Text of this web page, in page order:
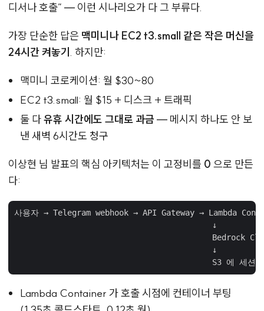
디서나 호출” — 이런 시나리오가 다 그 부류다.
가장 단순한 답은 맥미니나 EC2 t3.small 같은 작은 머신을
24시간 켜놓기 . 하지만:
맥미니 코로케이션: 월 $30~80
EC2 t3.small: 월 $15 + 디스크 + 트래픽
둘 다유휴 시간에도 그대로 과금 — 메시지 하나도 안 보
낸 새벽 6시간도 청구
이상현 님 발표의 핵심 아키텍처는 이 고정비를 0 으로 만든
다:
사용자 → Telegram webhook → API Gateway → Lambda
                                          ↓
Bedrock
                                          ↓
Lambda Container 가 호출 시점에 컨테이너 부팅